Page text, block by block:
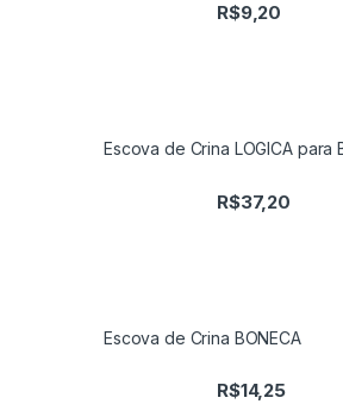
R$9,20
Escova de Crina LOGICA para
R$37,20
Escova de Crina BONECA
R$14,25